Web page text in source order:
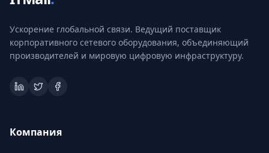
Ускорение глобальной связи. Ведущий поставщик
корпоративного сетевого оборудования, объединяющий
производителей и мировую цифровую инфраструктуру.
Компания